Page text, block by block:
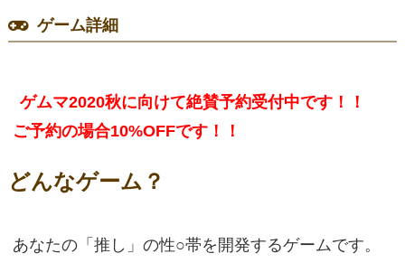
ゲーム詳細
ゲムマ2020秋に向けて絶賛予約受付中です！！
ご予約の場合10%OFFです！！
どんなゲーム？
あなたの「推し」の性○帯を開発するゲームです。